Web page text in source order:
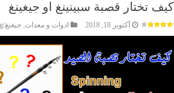
كيف تختار قصبة سبينينغ او جيغينغ
أكتوبر 18, 2018 ادوات و معدات,جيغنغ/Jigging